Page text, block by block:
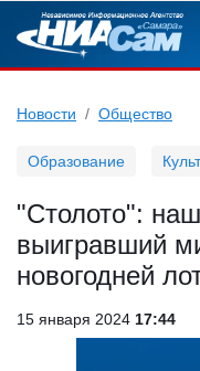
Новости Общество
Образование
"Столото":
выигравший
новогодней
15 января 2024 17:44